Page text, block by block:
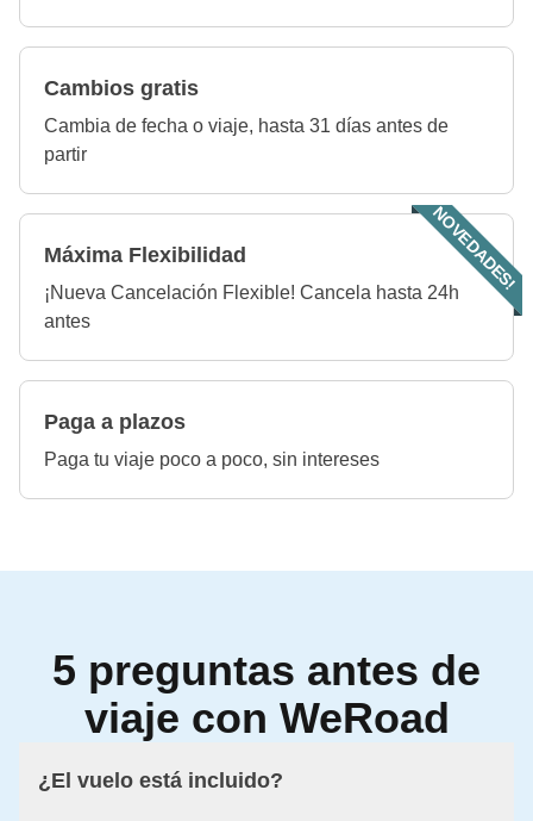
Cambios gratis
Cambia de fecha o viaje, hasta 31 días antes de
partir
NOVEDADES!
Máxima Flexibilidad
¡Nueva Cancelación Flexible! Cancela hasta 24h
antes
Paga a plazos
Paga tu viaje poco a poco, sin intereses
5 preguntas antes de
viaje con WeRoad
¿El vuelo está incluido?